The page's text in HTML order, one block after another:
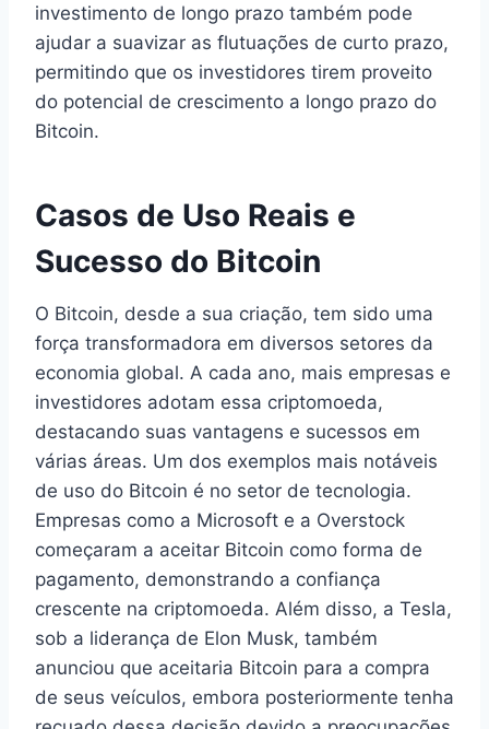
investimento de longo prazo também pode
ajudar a suavizar as flutuações de curto prazo,
permitindo que os investidores tirem proveito
do potencial de crescimento a longo prazo do
Bitcoin.
Casos de Uso Reais e
Sucesso do Bitcoin
O Bitcoin, desde a sua criação, tem sido uma
força transformadora em diversos setores da
economia global. A cada ano, mais empresas e
investidores adotam essa criptomoeda,
destacando suas vantagens e sucessos em
várias áreas. Um dos exemplos mais notáveis
de uso do Bitcoin é no setor de tecnologia.
Empresas como a Microsoft e a Overstock
começaram a aceitar Bitcoin como forma de
pagamento, demonstrando a confiança
crescente na criptomoeda. Além disso, a Tesla,
sob a liderança de Elon Musk, também
anunciou que aceitaria Bitcoin para a compra
de seus veículos, embora posteriormente tenha